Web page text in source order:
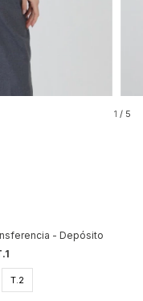
1 / 5
- Depósito
T.2